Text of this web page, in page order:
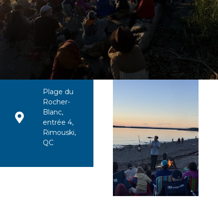
Plage du
Rocher-
Blanc,
entrée 4,
Rimouski,
QC